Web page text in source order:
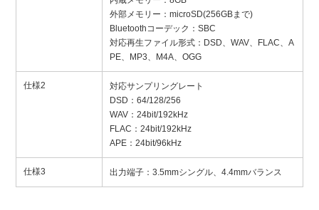
外部メモリー：microSD(256GBまで)
Bluetoothコーデック：SBC
対応再生ファイル形式：DSD、WAV、FLAC、A
PE、MP3、M4A、OGG
仕様2
対応サンプリングレート
DSD：64/128/256
WAV：24bit/192kHz
FLAC：24bit/192kHz
APE：24bit/96kHz
仕様3 出力端子：3.5mmシングル、4.4mmバランス